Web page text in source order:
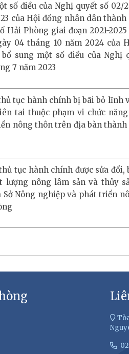
số điều của Nghị quyết số 02/
của Hội đồng nhân dân
Phòng giai đoạn 2021-
04 tháng 10 năm 2024 của
sung một số điều của Nghị
7 năm 2023
tục hành chính bị bãi bỏ lĩnh
tai thuộc phạm vi chức
nông thôn trên địa bàn
tục hành chính được sửa đổi,
lượng nông lâm sản và thủy
Sở Nông nghiệp và phát triển